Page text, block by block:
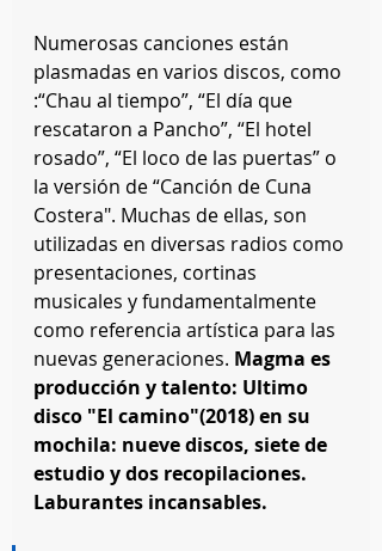
Numerosas canciones están
plasmadas en varios discos, como
:“Chau al tiempo”, “El día que
rescataron a Pancho”, “El hotel
rosado”, “El loco de las puertas” o
la versión de “Canción de Cuna
Costera". Muchas de ellas, son
utilizadas en diversas radios como
presentaciones, cortinas
musicales y fundamentalmente
como referencia artística para las
nuevas generaciones. Magma es
producción y talento: Ultimo
disco "El camino"(2018) en su
mochila: nueve discos, siete de
estudio y dos recopilaciones.
Laburantes incansables.